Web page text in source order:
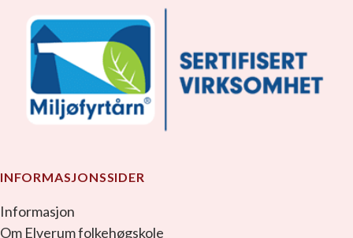
INFORMASJONSSIDER
Informasjon
Om Elverum folkehøgskole